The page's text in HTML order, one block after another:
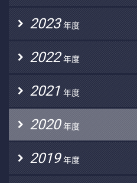
2023 年度
2022 年度
2021 年度
2020 年度
2019 年度